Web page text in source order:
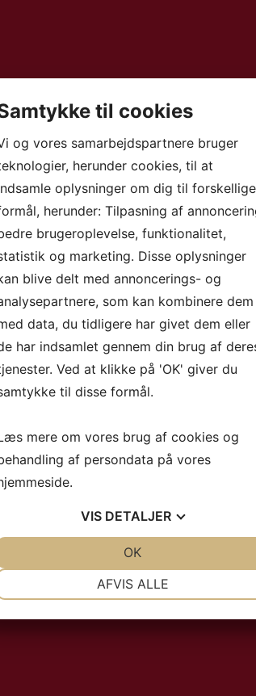
til cookies
og vores samarbejdspartnere bruger
herunder cookies, til at
oplysninger om dig til forskellige
herunder: Tilpasning af
brugeroplevelse, funktionalitet,
og marketing. Disse oplysninger
blive delt med annoncerings- og
som kan kombinere dem
data, du tidligere har givet dem eller
har indsamlet gennem din brug af
Ved at klikke på 'OK' giver du
til disse formål.
mere om vores brug af cookies og
af persondata på vores
VIS DETALJER
AFVIS ALLE
OK